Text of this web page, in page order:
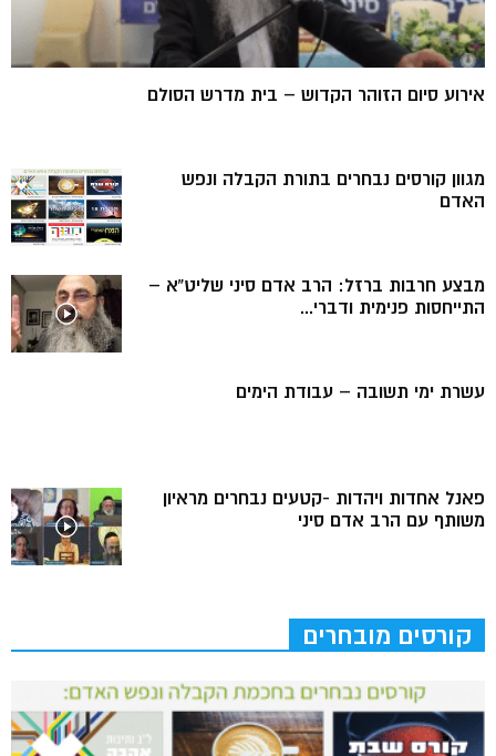
אירוע סיום הזוהר הקדוש – בית מדרש הסולם
מגוון קורסים נבחרים בתורת הקבלה ונפש
האדם
מבצע חרבות ברזל: הרב אדם סיני שליט”א –
התייחסות פנימית ודברי...
עשרת ימי תשובה – עבודת הימים
פאנל אחדות ויהדות -קטעים נבחרים מראיון
משותף עם הרב אדם סיני
קורסים מובחרים